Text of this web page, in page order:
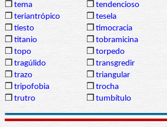
❒ tema ❒ tendencioso
❒ teriantrópico ❒ tesela
❒ tiesto ❒ timocracia
❒ titanio ❒ tobramicina
❒ topo ❒ torpedo
❒ tragúlido ❒ transgredir
❒ trazo ❒ triangular
❒ tripofobia ❒ trocha
❒ trutro ❒ tumbítulo